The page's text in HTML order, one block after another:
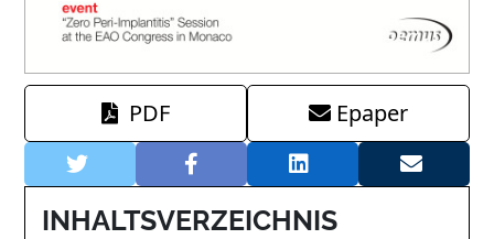
PDF Epaper
INHALTSVERZEICHNIS